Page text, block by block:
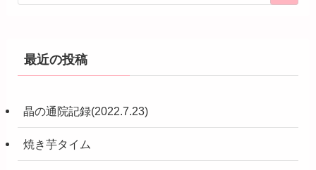
最近の投稿
晶の通院記録(2022.7.23)
焼き芋タイム